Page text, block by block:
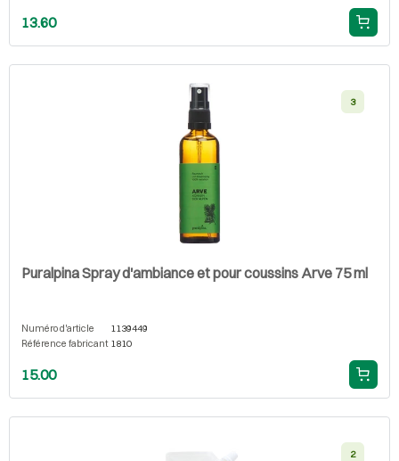
13.60
3
Puralpina Spray d'ambiance et pour coussins Arve 75 ml
Numéro d'article
1139449
Référence fabricant 1810
15.00
2